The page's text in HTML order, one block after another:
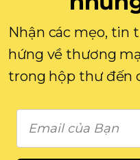
Nhận các mẹo, tin
hứng về thương
trong hộp thư đến